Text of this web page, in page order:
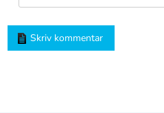
Skriv kommentar